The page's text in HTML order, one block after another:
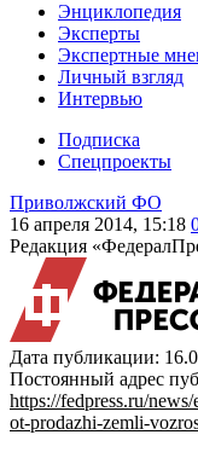
Энциклопедия
Эксперты
Экспертные
Личный взгляд
Интервью
Подписка
Спецпроекты
Приволжский ФО
16 апреля 2014, 15:18
Редакция
Дата публикации:
Постоянный адрес
https://fedpress.ru/
ot-prodazhi-zemli-